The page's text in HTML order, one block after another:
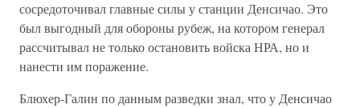
сосредоточивал главные силы у станции Денсичао. Это
был выгодный для обороны рубеж, на котором генерал
рассчитывал не только остановить войска НРА, но и
нанести им поражение.
Блюхер-Галин по данным разведки знал, что у Денсичао